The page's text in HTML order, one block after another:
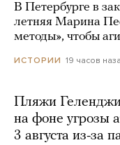
В Петербурге в
летняя Марина
методы», чтобы
ИСТОРИИ 19 часов
Пляжи
на фоне угрозы
3 августа из-за